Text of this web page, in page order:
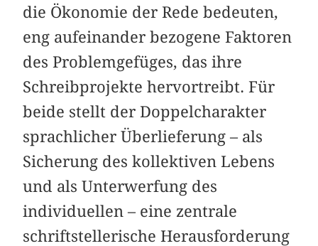
die Ökonomie der Rede bedeuten,
eng aufeinander bezogene Faktoren
des Problemgefüges, das ihre
Schreibprojekte hervortreibt. Für
beide stellt der Doppelcharakter
sprachlicher Überlieferung – als
Sicherung des kollektiven Lebens
und als Unterwerfung des
individuellen – eine zentrale
schriftstellerische Herausforderung